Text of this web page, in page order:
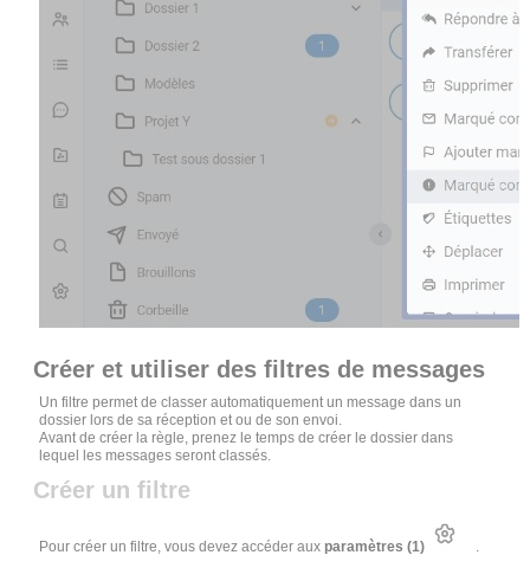
Créer et utiliser des filtres de messages
Un filtre permet de classer automatiquement un message dans un
dossier lors de sa réception et ou de son envoi.
Avant de créer la règle, prenez le temps de créer le dossier dans
lequel les messages seront classés.
Créer un filtre
Pour créer un filtre, vous devez accéder aux paramètres (1)
.